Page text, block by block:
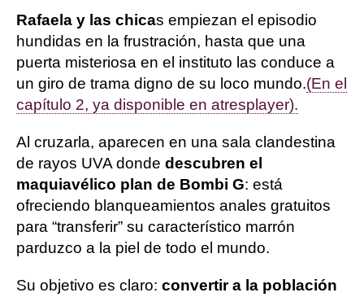
Rafaela y las chicas empiezan el episodio
hundidas en la frustración, hasta que una
puerta misteriosa en el instituto las conduce a
un giro de trama digno de su loco mundo.(En el
capítulo 2, ya disponible en atresplayer).
Al cruzarla, aparecen en una sala clandestina
de rayos UVA donde descubren el
maquiavélico plan de Bombi G: está
ofreciendo blanqueamientos anales gratuitos
para “transferir” su característico marrón
parduzco a la piel de todo el mundo.
Su objetivo es claro: convertir a la población